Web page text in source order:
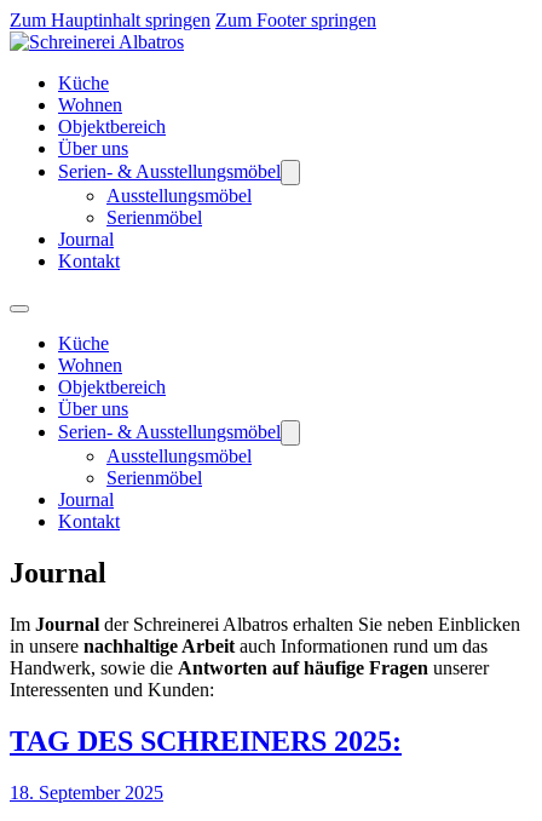
Zum Hauptinhalt springen Zum Footer springen
Küche
Wohnen
Objektbereich
Über uns
Serien- & Ausstellungsmöbel
Ausstellungsmöbel
Serienmöbel
Journal
Kontakt
Küche
Wohnen
Objektbereich
Über uns
Serien- & Ausstellungsmöbel
Ausstellungsmöbel
Serienmöbel
Journal
Kontakt
Journal
Im Journal der Schreinerei Albatros erhalten Sie neben Einblicken
in unsere nachhaltige Arbeit auch Informationen rund um das
Handwerk, sowie die Antworten auf häufige Fragen unserer
Interessenten und Kunden:
TAG DES SCHREINERS 2025:
18. September 2025